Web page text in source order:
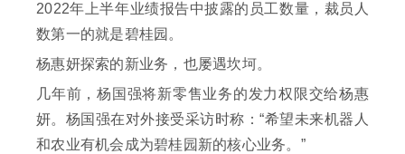
2022年上半年业绩报告中披露的员工数量，裁员人
数第一的就是碧桂园。
杨惠妍探索的新业务，也屡遇坎坷。
几年前，杨国强将新零售业务的发力权限交给杨惠
妍。杨国强在对外接受采访时称：“希望未来机器人
和农业有机会成为碧桂园新的核心业务。”